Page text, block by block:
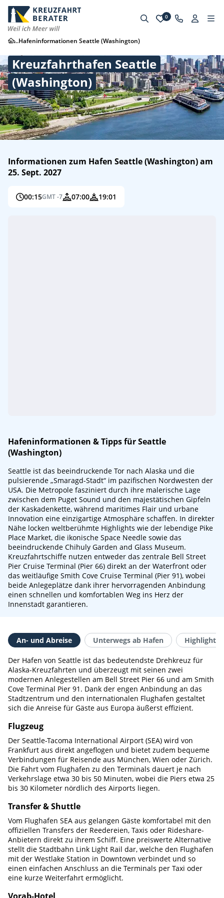
0
...Hafeninformationen Seattle (Washington)
Kreuzfahrthafen Seattle
(Washington)
Informationen zum Hafen Seattle (Washington) am
25. Sept. 2027
00:15GMT -7 07:00 19:01
Hafeninformationen & Tipps für Seattle
(Washington)
Seattle ist das beeindruckende Tor nach Alaska und die
pulsierende „Smaragd-Stadt“ im pazifischen Nordwesten der
USA. Die Metropole fasziniert durch ihre malerische Lage
zwischen dem Puget Sound und den majestätischen Gipfeln
der Kaskadenkette, während maritimes Flair und urbane
Innovation eine einzigartige Atmosphäre schaffen. In direkter
Nähe locken weltberühmte Highlights wie der lebendige Pike
Place Market, die ikonische Space Needle sowie das
beeindruckende Chihuly Garden and Glass Museum.
Kreuzfahrtschiffe nutzen entweder das zentrale Bell Street
Pier Cruise Terminal (Pier 66) direkt an der Waterfront oder
das weitläufige Smith Cove Cruise Terminal (Pier 91), wobei
beide Anlegeplätze dank ihrer hervorragenden Anbindung
einen schnellen und komfortablen Weg ins Herz der
Innenstadt garantieren.
An- und Abreise Unterwegs ab Hafen Highlights
Der Hafen von Seattle ist das bedeutendste Drehkreuz für
Alaska-Kreuzfahrten und überzeugt mit seinen zwei
modernen Anlegestellen am Bell Street Pier 66 und am Smith
Cove Terminal Pier 91. Dank der engen Anbindung an das
Stadtzentrum und den internationalen Flughafen gestaltet
sich die Anreise für Gäste aus Europa äußerst effizient.
Flugzeug
Der Seattle-Tacoma International Airport (SEA) wird von
Frankfurt aus direkt angeflogen und bietet zudem bequeme
Verbindungen für Reisende aus München, Wien oder Zürich.
Die Fahrt vom Flughafen zu den Terminals dauert je nach
Verkehrslage etwa 30 bis 50 Minuten, wobei die Piers etwa 25
bis 30 Kilometer nördlich des Airports liegen.
Transfer & Shuttle
Vom Flughafen SEA aus gelangen Gäste komfortabel mit den
offiziellen Transfers der Reedereien, Taxis oder Rideshare-
Anbietern direkt zu ihrem Schiff. Eine preiswerte Alternative
stellt die Stadtbahn Link Light Rail dar, welche den Flughafen
mit der Westlake Station in Downtown verbindet und so
einen einfachen Anschluss an die Terminals per Taxi oder
eine kurze Weiterfahrt ermöglicht.